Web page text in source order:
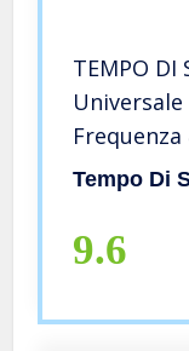
TEMPO DI
Frequenza
Tempo Di
9.6